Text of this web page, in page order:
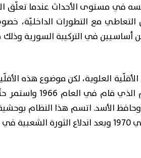
في مستوى الأحداث عندما تعلّق
التعاطي مع التطورات الداخليّة،
أساسيين في التركيبة السورية وذلك
العلوية، لكن موضوع هذه
وحافظ الأسد. اتسم هذا النظام
خصوصاً منذ تفرّد حافظ الأسد، بالسلطة في 1970 وبعد